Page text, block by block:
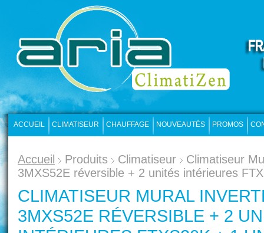
ACCUEIL CLIMATISEUR CHAUFFAGE NOUVEAUTÉS PROMOS
Accueil Produits Climatiseur
Climatiseur
3MXS52E réversible + 2 unités intérieures
CLIMATISEUR MURAL
3MXS52E RÉVERSIBLE + 2